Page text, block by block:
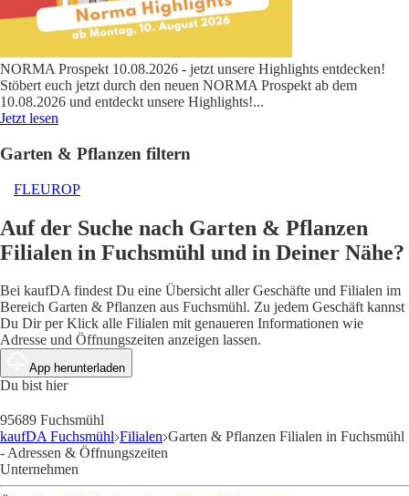
NORMA Prospekt 10.08.2026 - jetzt unsere Highlights entdecken!
Stöbert euch jetzt durch den neuen NORMA Prospekt ab dem
10.08.2026 und entdeckt unsere Highlights!...
Jetzt lesen
Garten & Pflanzen filtern
FLEUROP
Auf der Suche nach Garten & Pflanzen
Filialen in Fuchsmühl und in Deiner Nähe?
Bei kaufDA findest Du eine Übersicht aller Geschäfte und Filialen im
Bereich Garten & Pflanzen aus Fuchsmühl. Zu jedem Geschäft kannst
Du Dir per Klick alle Filialen mit genaueren Informationen wie
Adresse und Öffnungszeiten anzeigen lassen.
App herunterladen
Du bist hier
95689 Fuchsmühl
kaufDA Fuchsmühl Filialen Garten & Pflanzen Filialen in Fuchsmühl
- Adressen & Öffnungszeiten
Unternehmen